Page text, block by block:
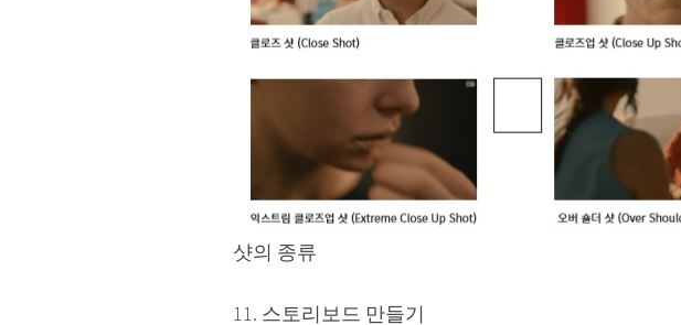
샷의 종류
11. 스토리보드 만들기